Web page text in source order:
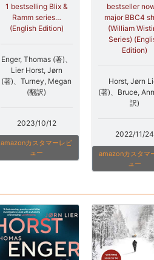
1 bestselling Blix &
Ramm series…
(English Edition)
Enger, Thomas (著)、
Lier Horst, Jørn
(著)、Turney, Megan
(翻訳)
2023/10/12
amazonカスタマーレビ
ュー
bestseller
major BBC4
(William
Series)
Edition)
Horst, Jørn
(著)、Bruce,
訳)
2022/11/24
amazonカスタマ
ュー